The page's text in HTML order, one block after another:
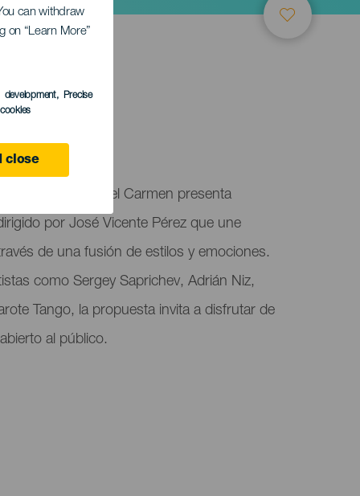
can withdraw
on “Learn More”
development, Precise
close
en Puerto del Carmen presenta
por José Vicente Pérez que une
de una fusión de estilos y emociones.
como Sergey Saprichev, Adrián Niz,
Tango, la propuesta invita a disfrutar de
al público.